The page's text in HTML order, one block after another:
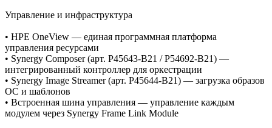
Управление и инфраструктура
• HPE OneView — единая программная платформа
управления ресурсами
• Synergy Composer (арт. P45643‑B21 / P54692‑B21) —
интегрированный контроллер для оркестрации
• Synergy Image Streamer (арт. P45644‑B21) — загрузка образов
ОС и шаблонов
• Встроенная шина управления — управление каждым
модулем через Synergy Frame Link Module